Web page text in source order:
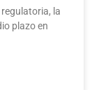
la
plazo en